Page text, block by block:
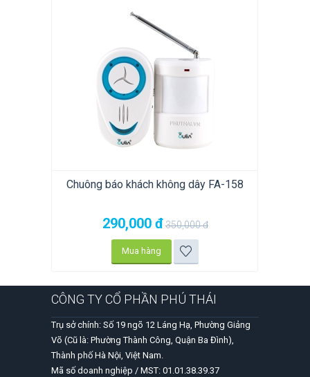
Chuông báo khách không dây FA-158
290,000 đ350,000đ
Mua hàng
CÔNG TY CỔ PHẦN PHÚ THÁI
Trụ sở chính: Số 19 ngõ 12 Láng Hạ, Phường Giảng
Võ (Cũ là: Phường Thành Công, Quận Ba Đình),
Thành phố Hà Nội, Việt Nam.
Mã số doanh nghiệp / MST: 01.01.38.39.37